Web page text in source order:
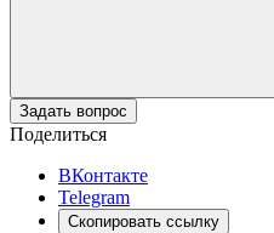
Задать вопрос
Поделиться
ВКонтакте
Telegram
Скопировать ссылку